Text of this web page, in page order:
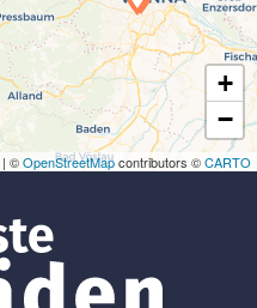
+
−
| ©OpenStreetMapcontributors ©CARTO